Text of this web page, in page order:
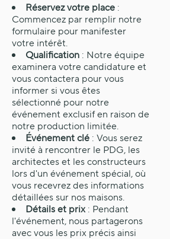
Réservez votre place :
Commencez par remplir notre
formulaire pour manifester
votre intérêt.
Qualification : Notre équipe
examinera votre candidature et
vous contactera pour vous
informer si vous êtes
sélectionné pour notre
événement exclusif en raison de
notre production limitée.
Événement clé : Vous serez
invité à rencontrer le PDG, les
architectes et les constructeurs
lors d'un événement spécial, où
vous recevrez des informations
détaillées sur nos maisons.
Détails et prix: Pendant
l'événement, nous partagerons
avec vous les prix précis ainsi